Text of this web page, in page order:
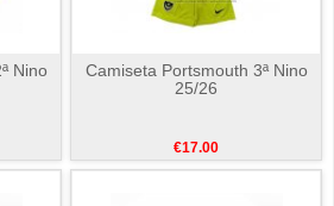
Nino
Camiseta Portsmouth 3ª Nino
25/26
€17.00